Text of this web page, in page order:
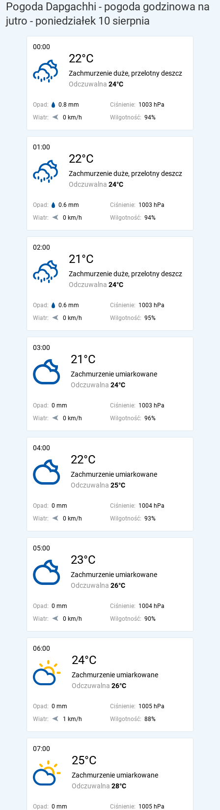
Pogoda Dapgachhi - pogoda godzinowa na
jutro - poniedziałek 10 sierpnia
00:00
22°C
Odczuwalna 24°C
Zachmurzenie duże, przelotny deszcz
Opad: 0.8 mm Ciśnienie: 1003 hPa
Wiatr:
0 km/h Wilgotność: 94%
01:00
22°C
Odczuwalna 24°C
Zachmurzenie duże, przelotny deszcz
Opad: 0.6 mm Ciśnienie: 1003 hPa
Wiatr:
0 km/h Wilgotność: 94%
02:00
21°C
Odczuwalna 24°C
Zachmurzenie duże, przelotny deszcz
Opad: 0.6 mm Ciśnienie: 1003 hPa
Wiatr:
0 km/h Wilgotność: 95%
03:00
21°C
Odczuwalna 24°C
Zachmurzenie umiarkowane
Opad: 0 mm Ciśnienie: 1003 hPa
Wiatr:
0 km/h Wilgotność: 96%
04:00
22°C
Odczuwalna 25°C
Zachmurzenie umiarkowane
Opad: 0 mm Ciśnienie: 1004 hPa
Wiatr:
0 km/h Wilgotność: 93%
05:00
23°C
Odczuwalna 26°C
Zachmurzenie umiarkowane
Opad: 0 mm Ciśnienie: 1004 hPa
Wiatr:
0 km/h Wilgotność: 90%
06:00
24°C
Odczuwalna 26°C
Zachmurzenie umiarkowane
Opad: 0 mm Ciśnienie: 1005 hPa
Wiatr:
1 km/h Wilgotność: 88%
07:00
25°C
Odczuwalna 28°C
Zachmurzenie umiarkowane
Opad: 0 mm Ciśnienie: 1005 hPa